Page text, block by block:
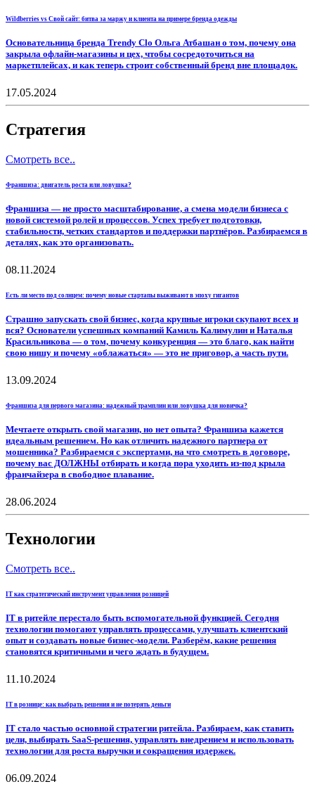
Wildberries vs Свой сайт: битва за маржу и клиента на примере бренда одежды
Основательница бренда Trendy Clo Ольга Атбашан о том, почему она
закрыла офлайн-магазины и цех, чтобы сосредоточиться на
маркетплейсах, и как теперь строит собственный бренд вне площадок.
17.05.2024
Стратегия
Смотреть все..
Франшиза: двигатель роста или ловушка?
Франшиза — не просто масштабирование, а смена модели бизнеса с
новой системой ролей и процессов. Успех требует подготовки,
стабильности, четких стандартов и поддержки партнёров. Разбираемся в
деталях, как это организовать.
08.11.2024
Есть ли место под солнцем: почему новые стартапы выживают в эпоху гигантов
Страшно запускать свой бизнес, когда крупные игроки скупают всех и
вся? Основатели успешных компаний Камиль Калимулин и Наталья
Красильникова — о том, почему конкуренция — это благо, как найти
свою нишу и почему «облажаться» — это не приговор, а часть пути.
13.09.2024
Франшиза для первого магазина: надежный трамплин или ловушка для новичка?
Мечтаете открыть свой магазин, но нет опыта? Франшиза кажется
идеальным решением. Но как отличить надежного партнера от
мошенника? Разбираемся с экспертами, на что смотреть в договоре,
почему вас ДОЛЖНЫ отбирать и когда пора уходить из-под крыла
франчайзера в свободное плавание.
28.06.2024
Технологии
Смотреть все..
IT как стратегический инструмент управления розницей
IT в ритейле перестало быть вспомогательной функцией. Сегодня
технологии помогают управлять процессами, улучшать клиентский
опыт и создавать новые бизнес-модели. Разберём, какие решения
становятся критичными и чего ждать в будущем.
11.10.2024
IT в рознице: как выбрать решения и не потерять деньги
IT стало частью основной стратегии ритейла. Разбираем, как ставить
цели, выбирать SaaS-решения, управлять внедрением и использовать
технологии для роста выручки и сокращения издержек.
06.09.2024